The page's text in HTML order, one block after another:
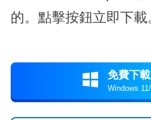
的。點擊按鈕立即下載
 免費下載
Windows